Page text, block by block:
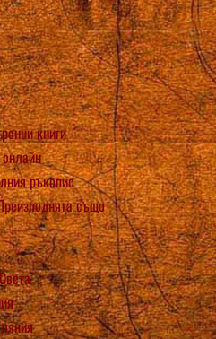
книги
ръкопис
също